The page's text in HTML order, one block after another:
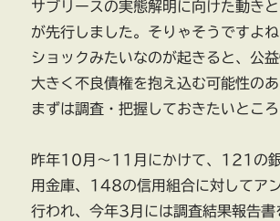
サブリースの実態解明に向けた動き
が先行しました。そりゃそうですよ
ショックみたいなのが起きると、公
大きく不良債権を抱え込む可能性の
まずは調査・把握しておきたいところ
昨年10月～11月にかけて、121の
用金庫、148の信用組合に対してア
行われ、今年3月には調査結果報告書